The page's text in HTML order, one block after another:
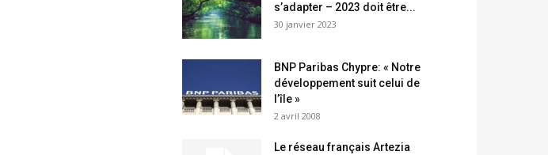
s’adapter – 2023 doit être...
30 janvier 2023
BNP Paribas Chypre: « Notre
développement suit celui de
l’île »
2 avril 2008
Le réseau français Artezia